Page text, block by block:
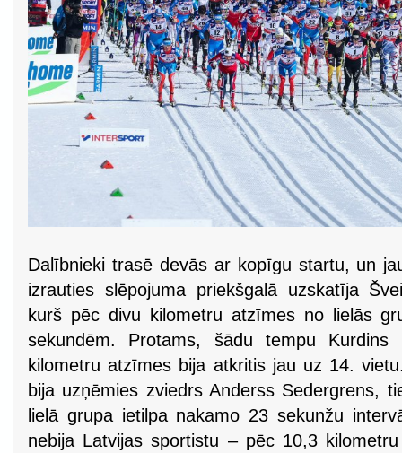
Dalībnieki trasē devās ar kopīgu startu, un
izrauties slēpojuma priekšgalā uzskatīja
kurš pēc divu kilometru atzīmes no lielās
sekundēm. Protams, šādu tempu
kilometru atzīmes bija atkritis jau uz 14.
bija uzņēmies zviedrs Anderss Sedergrens,
lielā grupa ietilpa nakamo 23 sekunžu
nebija Latvijas sportistu – pēc 10,3